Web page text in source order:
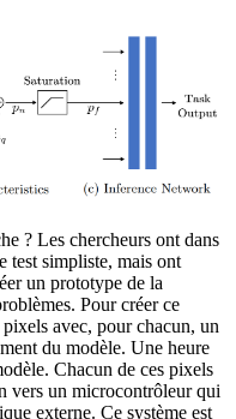
? Les chercheurs ont dans
test simpliste, mais ont
un prototype de la
Pour créer ce
avec, pour chacun, un
du modèle. Une heure
Chacun de ces pixels
vers un microcontrôleur qui
externe. Ce système est